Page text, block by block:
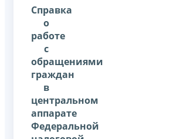
Справка
о
работе
с
обращениями
граждан
в
центральном
аппарате
Федеральной